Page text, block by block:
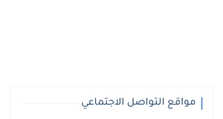
مواقع التواصل الاجتماعي